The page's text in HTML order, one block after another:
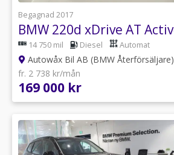
Begagnad 2017
14 750 mil Diesel Automat
Autowåx Bil AB (BMW Återförsäljare)
fr. 2 738 kr/mån
169 000 kr